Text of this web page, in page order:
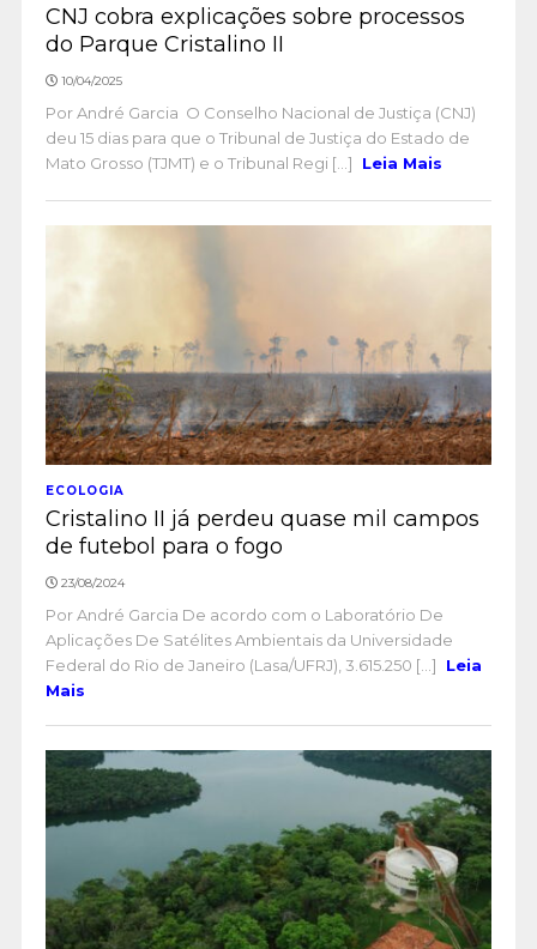
CNJ cobra explicações sobre processos
do Parque Cristalino II
10/04/2025
Por André Garcia O Conselho Nacional de Justiça (CNJ)
deu 15 dias para que o Tribunal de Justiça do Estado de
Mato Grosso (TJMT) e o Tribunal Regi [...]
Leia Mais
ECOLOGIA
Cristalino II já perdeu quase mil campos
de futebol para o fogo
23/08/2024
Por André Garcia De acordo com o Laboratório De
Aplicações De Satélites Ambientais da Universidade
Federal do Rio de Janeiro (Lasa/UFRJ), 3.615.250 [...]
Leia
Mais